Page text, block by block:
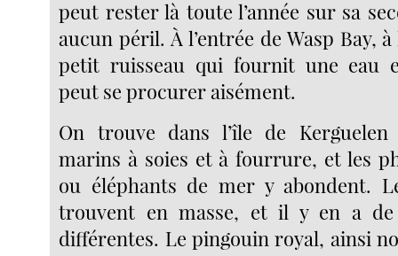
peut rester là toute l’année sur sa
aucun péril. À l’entrée de Wasp Bay,
petit ruisseau qui fournit une eau
peut se procurer aisément.
On trouve dans l’île de Kerguelen
marins à soies et à fourrure, et les
ou éléphants de mer y abondent.
trouvent en masse, et il y en a de
différentes. Le pingouin royal, ainsi